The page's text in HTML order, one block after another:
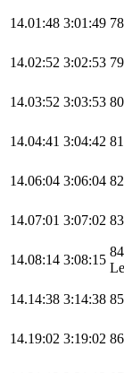
14.01:48 3:01:49 78
14.02:52 3:02:53 79
14.03:52 3:03:53 80
14.04:41 3:04:42 81
14.06:04 3:06:04 82
14.07:01 3:07:02 83
14.08:14 3:08:15
84
14.14:38 3:14:38 85
14.19:02 3:19:02 86